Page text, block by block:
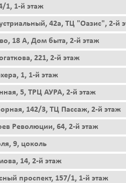
1, 1-й этаж
42а, ТЦ "Оазис", 2-й
18 А, Дом быта, 2-й этаж
221, 2-й этаж
1, 1-й этаж
5, ТРЦ АУРА, 2-й этаж
142/3, ТЦ Пассаж, 2-й этаж
Революции, 64, 2-й этаж
9, цоколь
14, 2-й этаж
проспект, 157/1, 1-й этаж